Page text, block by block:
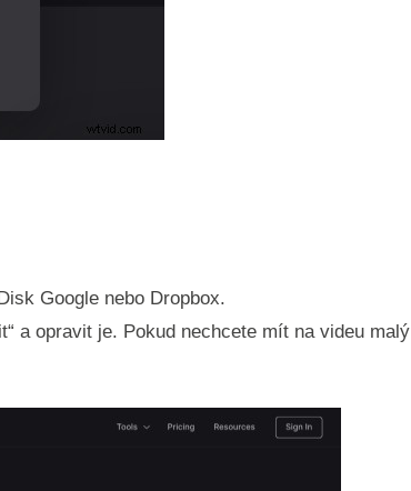
Google nebo Dropbox.
a opravit je. Pokud nechcete mít na videu malý